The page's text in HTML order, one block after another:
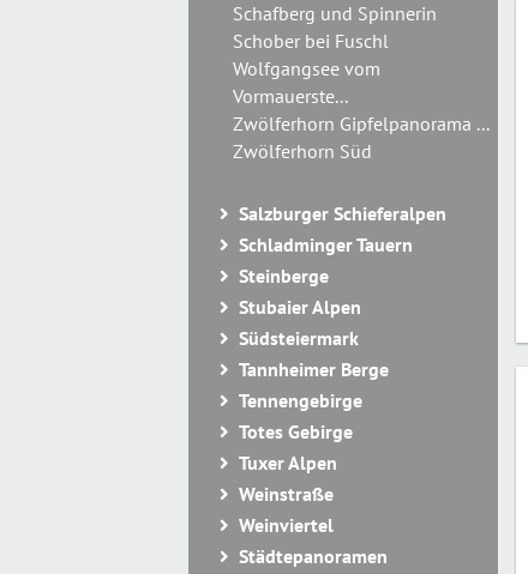
Schafberg und Spinnerin
Schober bei Fuschl
Wolfgangsee vom
Vormauerste...
Zwölferhorn Gipfelpanorama ...
Zwölferhorn Süd
Salzburger Schieferalpen
Schladminger Tauern
Steinberge
Stubaier Alpen
Südsteiermark
Tannheimer Berge
Tennengebirge
Totes Gebirge
Tuxer Alpen
Weinstraße
Weinviertel
Städtepanoramen